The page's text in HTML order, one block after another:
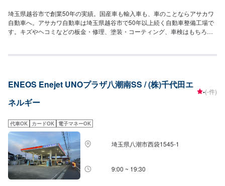
埼玉県越谷市で創業50年の実績。国産車も輸入車も、車のことならアサカワ
自動車へ。アサカワ自動車は埼玉県越谷市で50年以上続く自動車整備工場で
す。キズやヘコミなどの板金・修理、塗装・コーティング、車検はもちろん
ことでも親切・丁寧にご対応させていただきます。お客様に満足いただける
車販売・買取・オークション代行
ENEOS Enejet UNOプラザ八潮南SS / (株)千代田エ
ネルギー
-(-件)
代車OK カードOK 電子マネーOK
埼玉県八潮市西袋1545-1
9:00 ~ 19:30